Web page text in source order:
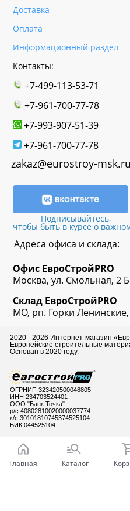
Доставка
Оплата
Информационный раздел
Контакты:
+7-499-113-53-71
+7-961-700-77-78
+7-993-907-51-39
+7-961-700-77-78
zakaz@eurostroy-msk.ru
Подписывайтесь,
чтобы быть в курсе о
Адреса офиса и склада:
Офис ЕвроСтройPRO
Москва, ул. Смольная, 2
Склад ЕвроСтройPRO
МО, рп. Горки
2020 - 2026 Интернет-
Европейские строительные
Основан в 2020 году.
ОГРНИП 323420500048805
ИНН 234703524401
ООО "Банк Точка"
р/с 40802810020000037774
к/с 30101810745374525104
БИК 044525104
Главная Каталог